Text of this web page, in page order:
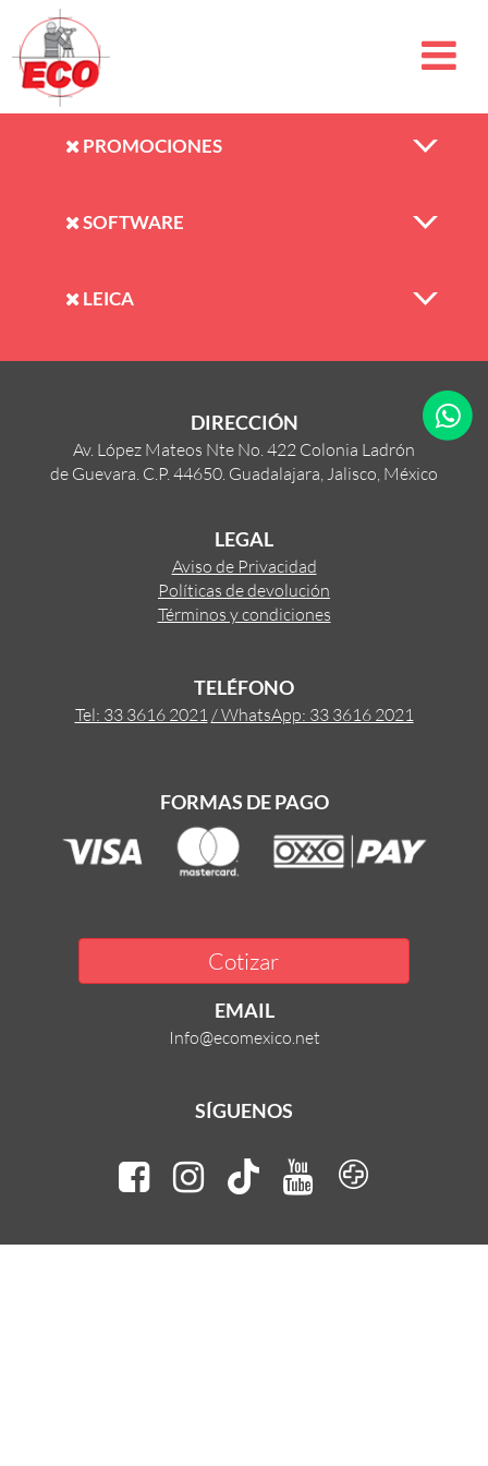
PROMOCIONES
SOFTWARE
LEICA
DIRECCIÓN
Av. López Mateos Nte No. 422 Colonia Ladrón
de Guevara. C.P. 44650. Guadalajara, Jalisco, México
LEGAL
Aviso de Privacidad
Políticas de devolución
Términos y condiciones
TELÉFONO
Tel: 33 3616 2021 / WhatsApp: 33 3616 2021
FORMAS DE PAGO
Cotizar
EMAIL
Info@ecomexico.net
SÍGUENOS